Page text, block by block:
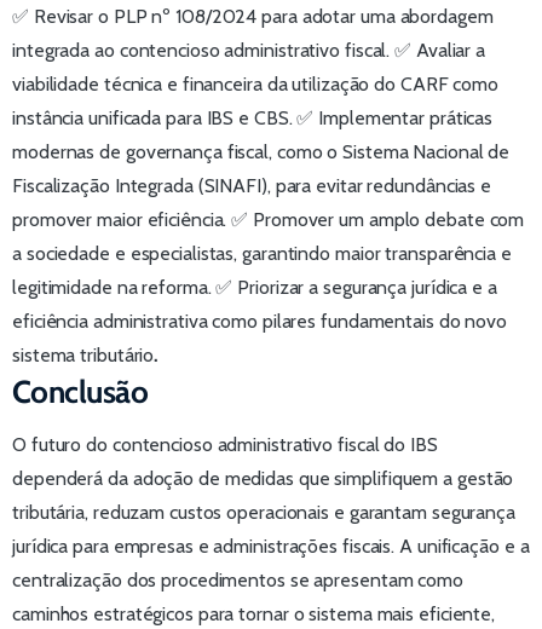
✅ Revisar o PLP nº 108/2024 para adotar uma abordagem
integrada ao contencioso administrativo fiscal. ✅ Avaliar a
viabilidade técnica e financeira da utilização do CARF como
instância unificada para IBS e CBS. ✅ Implementar práticas
modernas de governança fiscal, como o Sistema Nacional de
Fiscalização Integrada (SINAFI), para evitar redundâncias e
promover maior eficiência. ✅ Promover um amplo debate com
a sociedade e especialistas, garantindo maior transparência e
legitimidade na reforma. ✅ Priorizar a segurança jurídica e a
eficiência administrativa como pilares fundamentais do novo
sistema tributário.
Conclusão
O futuro do contencioso administrativo fiscal do IBS
dependerá da adoção de medidas que simplifiquem a gestão
tributária, reduzam custos operacionais e garantam segurança
jurídica para empresas e administrações fiscais. A unificação e a
centralização dos procedimentos se apresentam como
caminhos estratégicos para tornar o sistema mais eficiente,